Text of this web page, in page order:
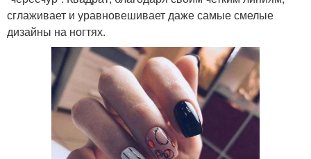
сглаживает и уравновешивает даже самые смелые
дизайны на ногтях.